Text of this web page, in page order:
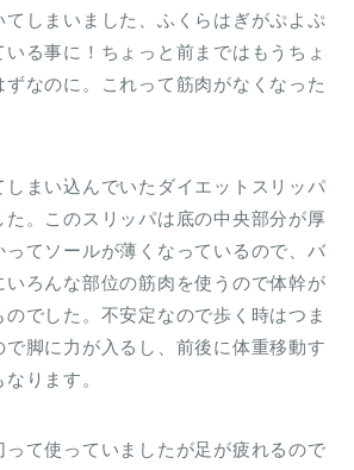
てしまいました、ふくらはぎがぷよぷ
る事に！ちょっと前まではもうちょ
ずなのに。これって筋肉がなくなった
まい込んでいたダイエットスリッパ
た。このスリッパは底の中央部分が厚
ってソールが薄くなっているので、バ
いろんな部位の筋肉を使うので体幹が
でした。不安定なので歩く時はつま
脚に力が入るし、前後に体重移動す
ります。
って使っていましたが足が疲れるので